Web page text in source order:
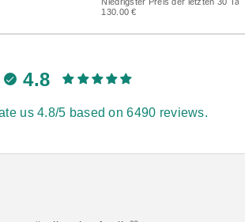
130.00 €
4.8
us 4.8/5 based on 6490 reviews.